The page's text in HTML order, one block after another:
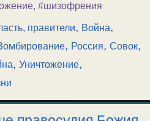
, #шизофрения
правители, Война,
, Россия, Совок,
, Уничтожение,